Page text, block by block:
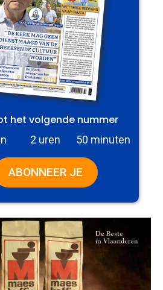
het volgende nummer
2 uren 50 minuten
ABONNEER JE